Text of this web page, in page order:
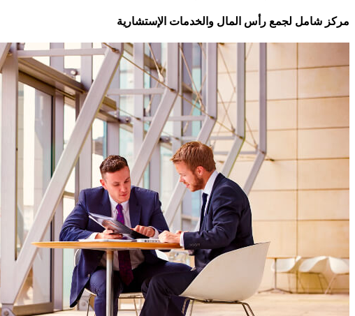
مركز شامل لجمع رأس المال والخدمات الإستشارية